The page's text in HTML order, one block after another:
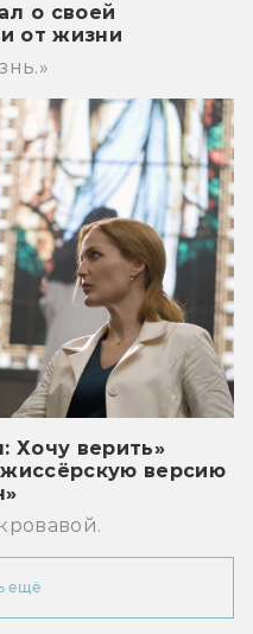
о своей
от жизни
Хочу верить»
версию
ещё